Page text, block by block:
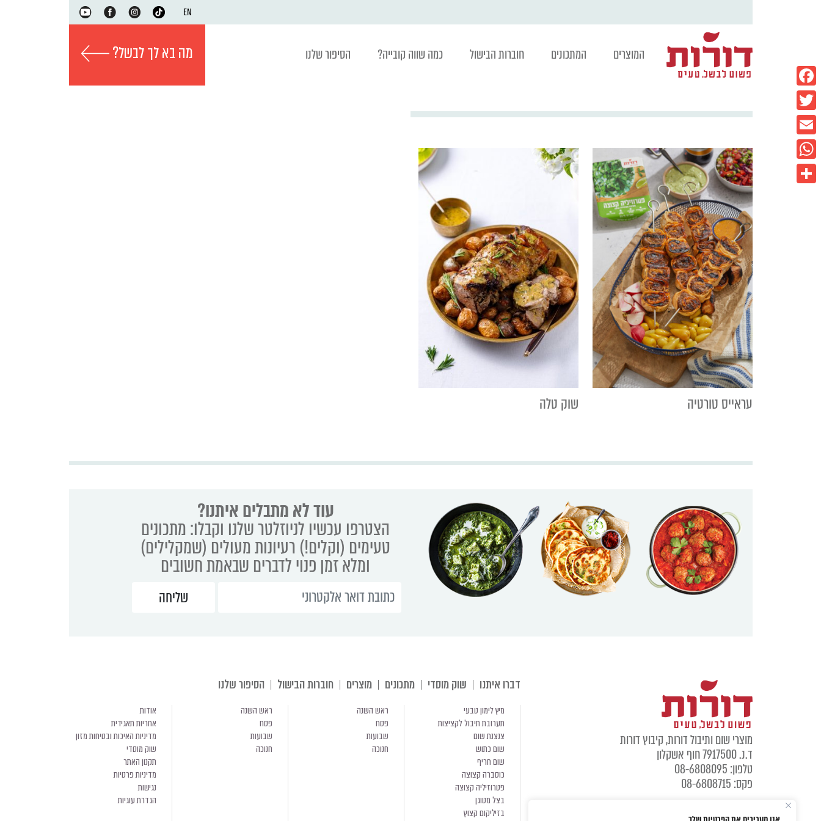
EN
המוצרים המתכונים חוברות הבישול כמה שווה קובייה? הסיפור שלנו מה בא לך לבשל?
עראייס טורטיה שוק טלה
עוד לא מתבלים איתנו?
הצטרפו עכשיו לניוזלטר שלנו וקבלו: מתכונים
טעימים (וקלים!) רעיונות מעולים (שמקלילים)
ומלא זמן פנוי לדברים שבאמת חשובים
מוצרי שום ותיבול דורות, קיבוץ דורות
ד.נ. 7917500 חוף אשקלון
טלפון: 08-6808095
פקס: 08-6808715
דברו איתנו שוק מוסדי מתכונים מוצרים חוברות הבישול הסיפור שלנו
מיץ לימון טבעי
תערובת תיבול לקציצות
צנצנת שום
שום כתוש
שום חריף
כוסברה קצוצה
פטרוזיליה קצוצה
בצל מטוגן
בזיליקום קצוץ
ראש השנה
פסח
שבועות
חנוכה
ראש השנה
פסח
שבועות
חנוכה
אודות
אחריות תאגידית
מדיניות האיכות ובטיחות מזון
שוק מוסדי
תקנון האתר
מדיניות פרטיות
נגישות
הגדרת עוגיות
Facebook
Twitter
Email
WhatsApp